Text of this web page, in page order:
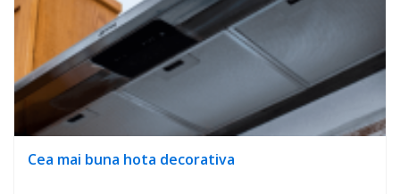
Cea mai buna hota decorativa